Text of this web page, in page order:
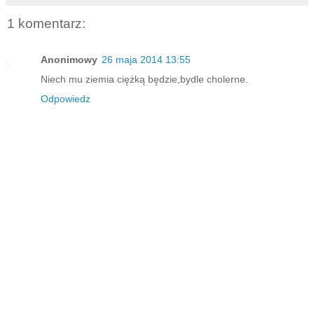
1 komentarz:
Anonimowy 26 maja 2014 13:55
Niech mu ziemia ciężką będzie,bydle cholerne.
Odpowiedz